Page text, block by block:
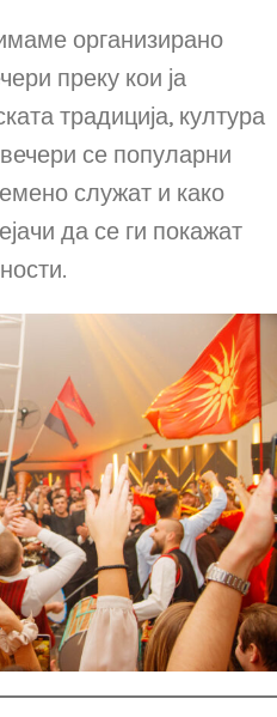
организирано
преку кои ја
традиција, култура
се популарни
служат и како
да се ги покажат